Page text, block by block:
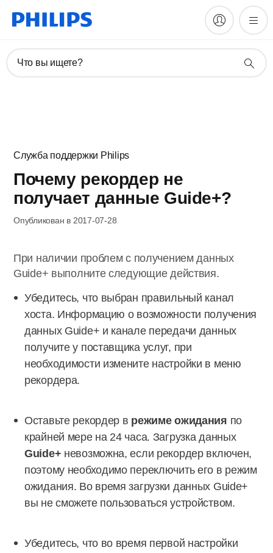
Что вы ищете?
Служба поддержки Philips
Почему рекордер не
получает данные Guide+?
Опубликован в 2017-07-28
При наличии проблем с получением данных
Guide+ выполните следующие действия.
Убедитесь, что выбран правильный канал
хоста. Информацию о возможности получения
данных Guide+ и канале передачи данных
получите у поставщика услуг, при
необходимости измените настройки в меню
рекордера.
Оставьте рекордер в режиме ожидания по
крайней мере на 24 часа. Загрузка данных
Guide+ невозможна, если рекордер включен,
поэтому необходимо переключить его в режим
ожидания. Во время загрузки данных Guide+
вы не сможете пользоваться устройством.
Убедитесь, что во время первой настройки